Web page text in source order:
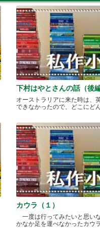
下村はやとさんの話（後編
オーストラリアに来た時は、
できなかったので、どこにど
カウラ（１）
一度は行ってみたいと思い
かなか足を運べなかったカウ